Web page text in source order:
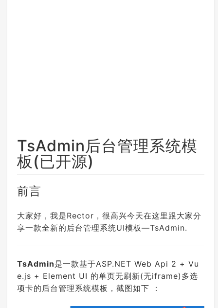
TsAdmin后台管理系统模
板(已开源)
前言
大家好，我是Rector，很高兴今天在这里跟大家分
享一款全新的后台管理系统UI模板—TsAdmin.
TsAdmin是一款基于ASP.NET Web Api 2 + Vu
e.js + Element UI 的单页无刷新(无iframe)多选
项卡的后台管理系统模板，截图如下 ：